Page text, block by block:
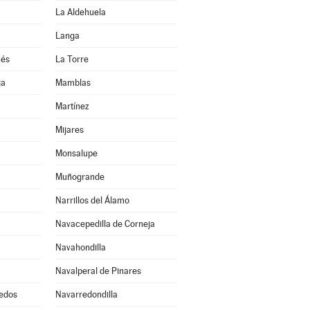
La Aldehuela
Langa
La Torre
Mamblas
Martínez
Mijares
Monsalupe
Muñogrande
Narrillos del Álamo
Navacepedilla de Corneja
Navahondilla
Navalperal de Pinares
Navarredondilla